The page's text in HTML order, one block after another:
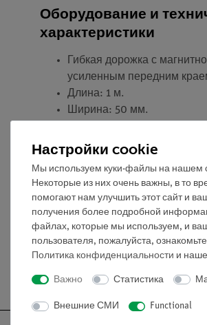
Оборудование и
характеристики
Гибкая дорожка с
усиленным передним
Длина: 1 м.
Ширина: 50 мм.
Объём поставки
Тележка, 72x20x30 мм,
пластмасса
00
Настройки cookie
Мы используем куки-файлы на нашем
Некоторые из них очень важны, в то
помогают нам улучшить этот сайт и
получения более подробной
файлах, которые мы используем, и
пользователя, пожалуйста,
Политика конфиденциальности и
Важно Статистика
Внешние СМИ Functional